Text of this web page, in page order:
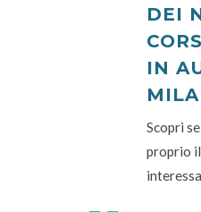
DEI
IN
Scopri
proprio
interessa